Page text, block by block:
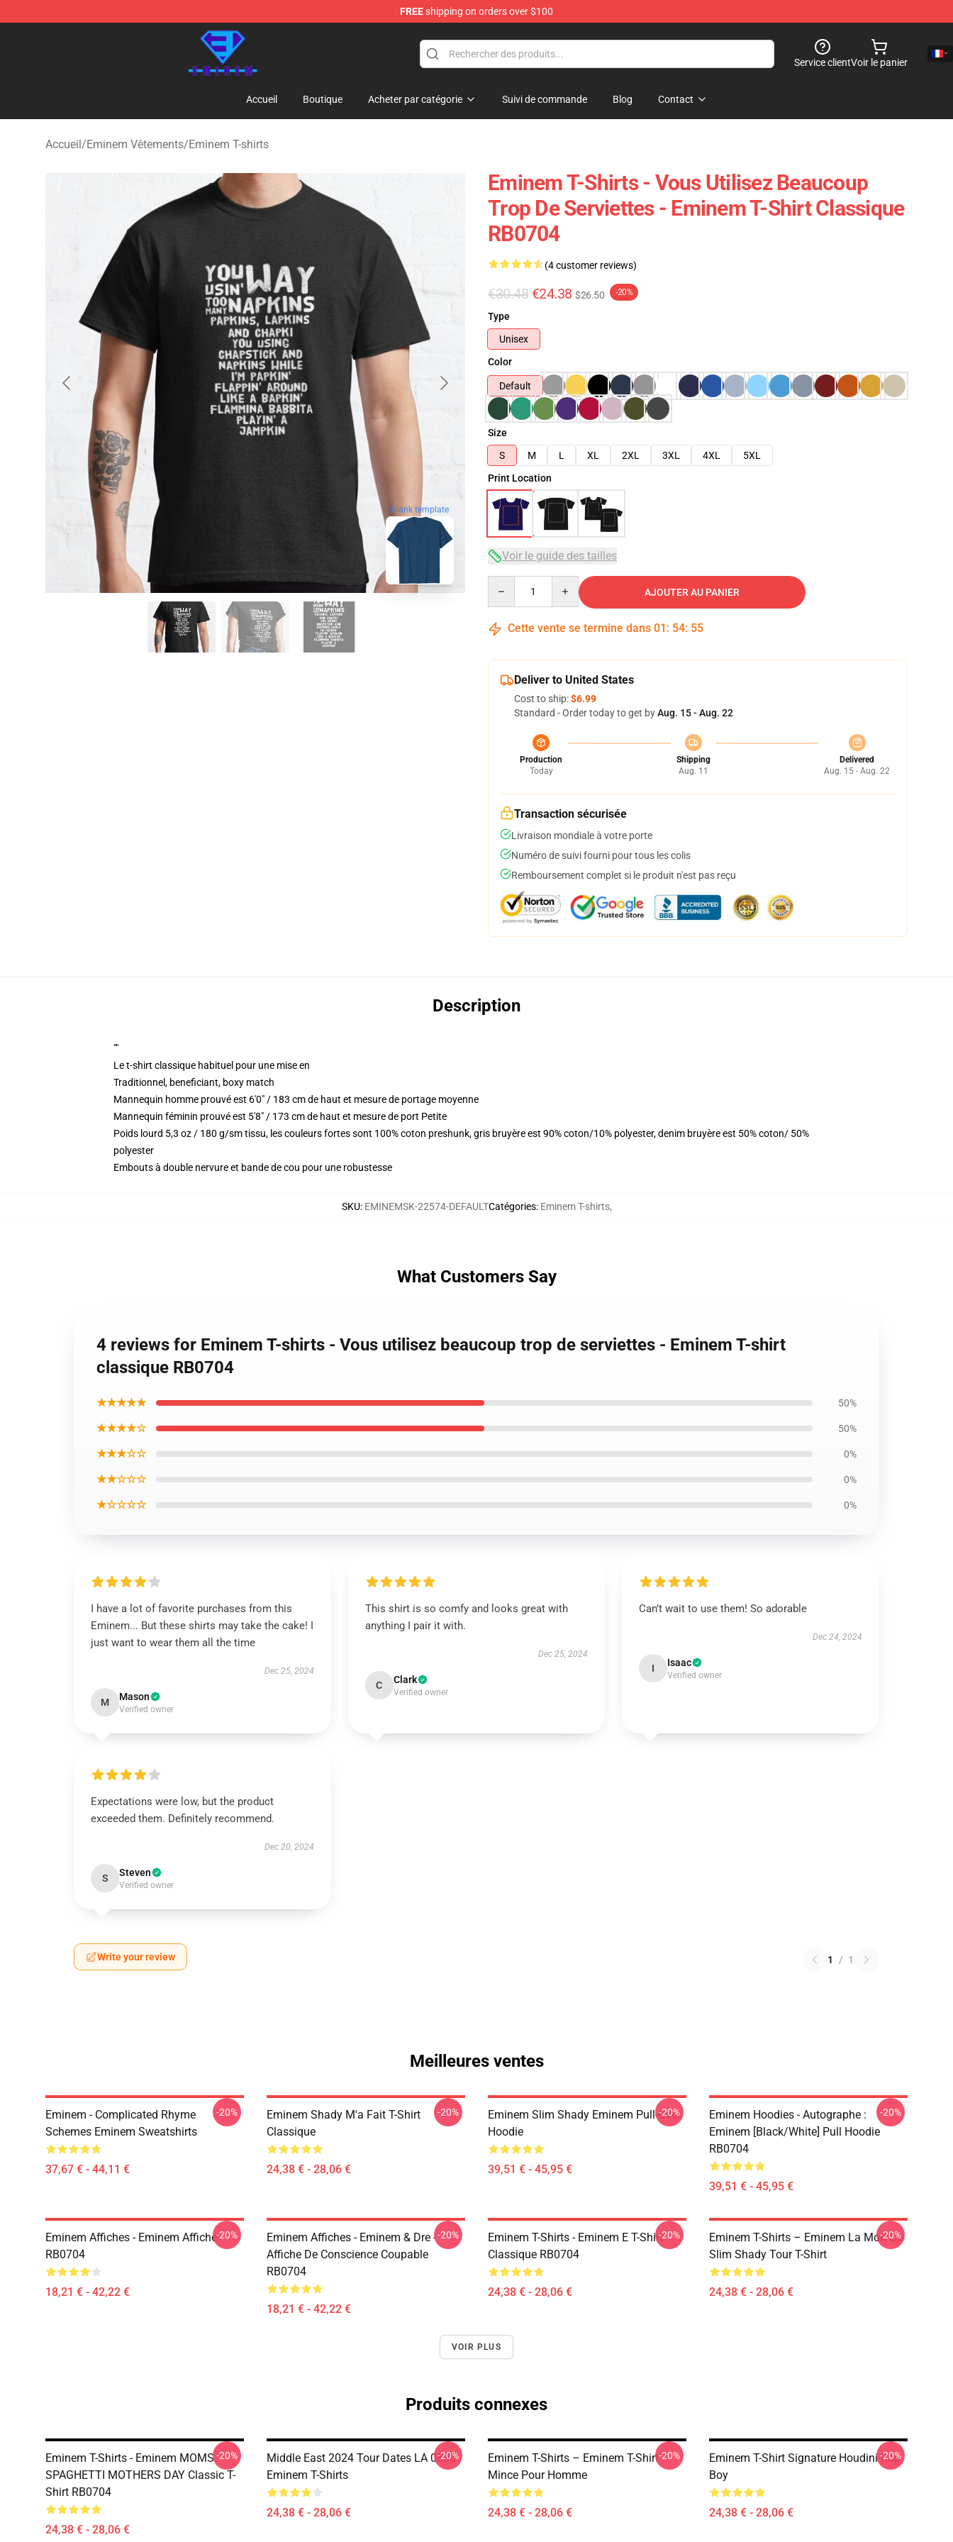
FREEshipping on orders over $100
Eminem Store - Official Eminem Merchandise Shop
Service clientVoir le panier
Accueil Boutique Acheter par catégorie Suivi de commande Blog Contact
Accueil/Eminem Vêtements/Eminem T-shirts
blank template
Eminem T-Shirts - Vous Utilisez Beaucoup
Trop De Serviettes - Eminem T-Shirt Classique
RB0704
(4 customer reviews)
€30.48 €24.38 $26.50 -20%
Type
Unisex
Color
Default
Size
S
M L XL 2XL 3XL 4XL
5XL
Print Location
Voir le guide des tailles
AJOUTER AU PANIER
Cette vente se termine dans 01 : 54: 54
Deliver to United States
Cost to ship:$6.99
Standard - Order today to get byAug. 15 - Aug. 22
Production
Today
Shipping
Aug. 11
Delivered
Aug. 15 - Aug. 22
Transaction sécurisée
Livraison mondiale à votre porte
Numéro de suivi fourni pour tous les colis
Remboursement complet si le produit n'est pas reçu
Description
""
Le t-shirt classique habituel pour une mise en
Traditionnel, beneficiant, boxy match
Mannequin homme prouvé est 6'0" / 183 cm de haut et mesure de portage moyenne
Mannequin féminin prouvé est 5'8" / 173 cm de haut et mesure de port Petite
Poids lourd 5,3 oz / 180 g/sm tissu, les couleurs fortes sont 100% coton preshunk, gris bruyère est 90% coton/10% polyester, denim bruyère est 50% coton/ 50%
polyester
Embouts à double nervure et bande de cou pour une robustesse
SKU: EMINEMSK-22574-DEFAULTCatégories: Eminem T-shirts,
What Customers Say
4 reviews for Eminem T-shirts - Vous utilisez beaucoup trop de serviettes - Eminem T-shirt
classique RB0704
★★★★★ 50%
★★★★☆ 50%
★★★☆☆ 0%
★★☆☆☆ 0%
★☆☆☆☆ 0%
I have a lot of favorite purchases from this
Eminem... But these shirts may take the cake! I
just want to wear them all the time
Dec 25, 2024
M Mason
Verified owner
This shirt is so comfy and looks great with
anything I pair it with.
Dec 25, 2024
C Clark
Verified owner
Can’t wait to use them! So adorable
Dec 24, 2024
I Isaac
Verified owner
Expectations were low, but the product
exceeded them. Definitely recommend.
Dec 20, 2024
S Steven
Verified owner
Write your review 1 / 1
Meilleures ventes
Eminem - Complicated Rhyme
Schemes Eminem Sweatshirts
37,67 € - 44,11 €
-20%
Eminem Shady M'a Fait T-Shirt
Classique
24,38 € - 28,06 €
-20%
Eminem Slim Shady Eminem Pull-Over
Hoodie
39,51 € - 45,95 €
-20%
Eminem Hoodies - Autographe :
Eminem [Black/White] Pull Hoodie
RB0704
39,51 € - 45,95 €
-20%
Eminem Affiches - Eminem Affiche
RB0704
18,21 € - 42,22 €
-20%
Eminem Affiches - Eminem & Dre -
Affiche De Conscience Coupable
RB0704
18,21 € - 42,22 €
-20%
Eminem T-Shirts - Eminem E T-Shirt
Classique RB0704
24,38 € - 28,06 €
-20%
Eminem T-Shirts – Eminem La Mort De
Slim Shady Tour T-Shirt
24,38 € - 28,06 €
-20%
VOIR PLUS
Produits connexes
Eminem T-Shirts - Eminem MOMS
SPAGHETTI MOTHERS DAY Classic T-
Shirt RB0704
24,38 € - 28,06 €
-20%
Middle East 2024 Tour Dates LA 0806
Eminem T-Shirts
24,38 € - 28,06 €
-20%
Eminem T-Shirts – Eminem T-Shirt
Mince Pour Homme
24,38 € - 28,06 €
-20%
Eminem T-Shirt Signature Houdini Rap
Boy
24,38 € - 28,06 €
-20%